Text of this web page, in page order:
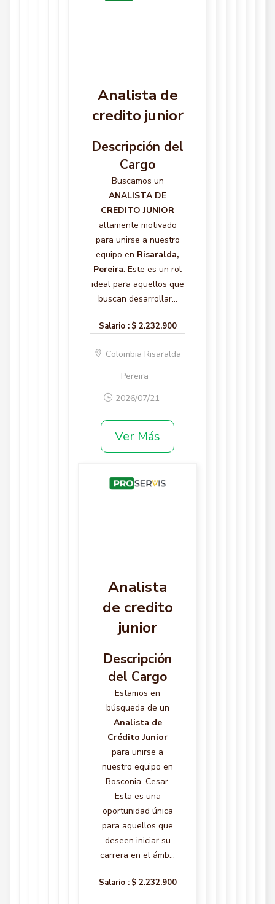
Analista de
credito junior
Descripción del
Cargo
Buscamos un
ANALISTA DE
CREDITO JUNIOR
altamente motivado
para unirse a nuestro
equipo en Risaralda,
Pereira. Este es un rol
ideal para aquellos que
buscan desarrollar...
Salario : $ 2.232.900
Colombia Risaralda
Pereira
2026/07/21
Ver Más
Analista
de credito
junior
Descripción
del Cargo
Estamos en
búsqueda de un
Analista de
Crédito Junior
para unirse a
nuestro equipo en
Bosconia, Cesar.
Esta es una
oportunidad única
para aquellos que
deseen iniciar su
carrera en el ámb...
Salario : $ 2.232.900